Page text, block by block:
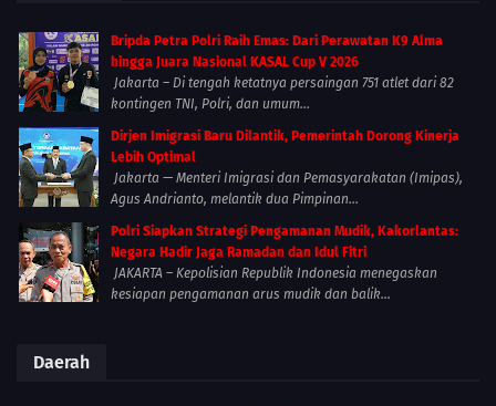
Bripda Petra Polri Raih Emas: Dari Perawatan K9 Alma
hingga Juara Nasional KASAL Cup V 2026
Jakarta – Di tengah ketatnya persaingan 751 atlet dari 82
kontingen TNI, Polri, dan umum...
Dirjen Imigrasi Baru Dilantik, Pemerintah Dorong Kinerja
Lebih Optimal
Jakarta — Menteri Imigrasi dan Pemasyarakatan (Imipas),
Agus Andrianto, melantik dua Pimpinan...
Polri Siapkan Strategi Pengamanan Mudik, Kakorlantas:
Negara Hadir Jaga Ramadan dan Idul Fitri
JAKARTA – Kepolisian Republik Indonesia menegaskan
kesiapan pengamanan arus mudik dan balik...
Daerah